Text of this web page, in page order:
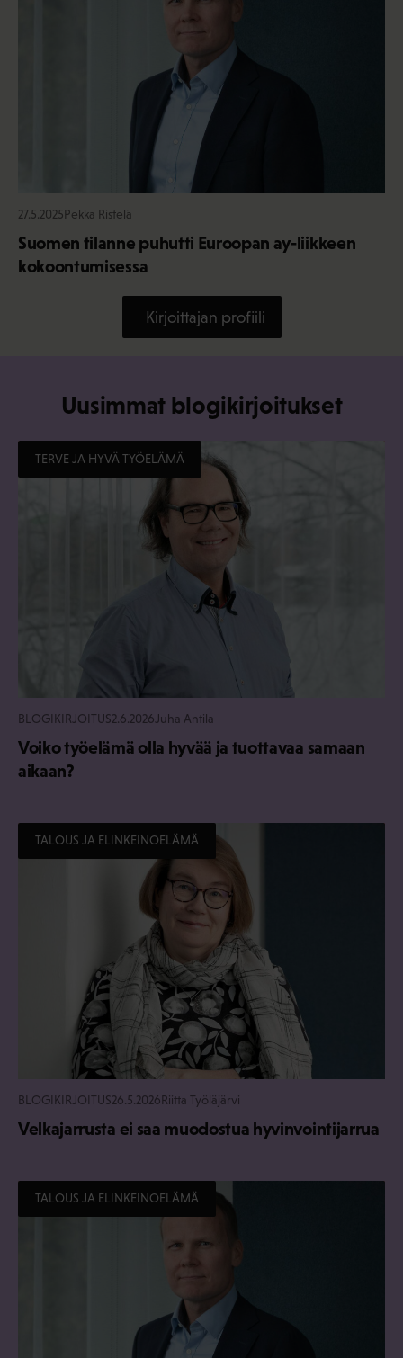
27.5.2025Pekka Ristelä
Suomen tilanne puhutti Euroopan ay-liikkeen
kokoontumisessa
Kirjoittajan profiili
Uusimmat blogikirjoitukset
TERVE JA HYVÄ TYÖELÄMÄ
BLOGIKIRJOITUS2.6.2026 Juha Antila
Voiko työelämä olla hyvää ja tuottavaa samaan
aikaan?
TALOUS JA ELINKEINOELÄMÄ
BLOGIKIRJOITUS26.5.2026Riitta Työläjärvi
Velkajarrusta ei saa muodostua hyvinvointijarrua
TALOUS JA ELINKEINOELÄMÄ